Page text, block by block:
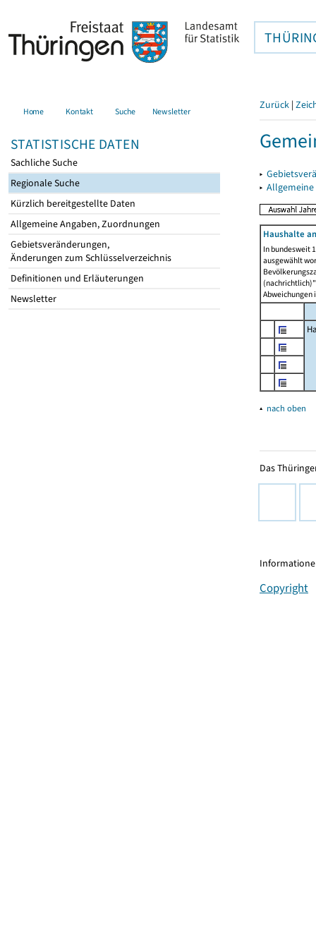
Home Kontakt Suche Newsletter
STATISTISCHE DATEN
Sachliche Suche
Regionale Suche
Kürzlich bereitgestellte Daten
Allgemeine Angaben, Zuordnungen
Gebietsveränderungen,
Änderungen zum Schlüsselverzeichnis
Definitionen und Erläuterungen
Newsletter
Zurück |
▸
▸
Haushalte
In bundesweit
ausgewählt
Abweichungen
▴ nach oben
Das
Copyright